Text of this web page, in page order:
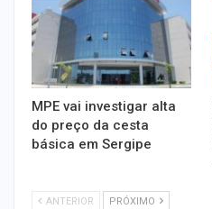
MPE vai investigar alta
do preço da cesta
básica em Sergipe
ANTERIOR PRÓXIMO